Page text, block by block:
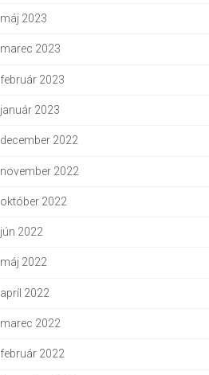
máj 2023
marec 2023
február 2023
január 2023
december 2022
november 2022
október 2022
jún 2022
máj 2022
apríl 2022
marec 2022
február 2022